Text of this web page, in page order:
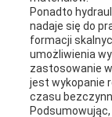
Ponadto
nadaje się do
formacji
umożliwienia
zastosowanie
jest wykopanie
czasu